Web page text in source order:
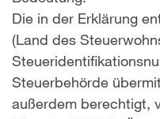
Die in der Erklärung
(Land des
Steuerbehörde
außerdem berechtigt,